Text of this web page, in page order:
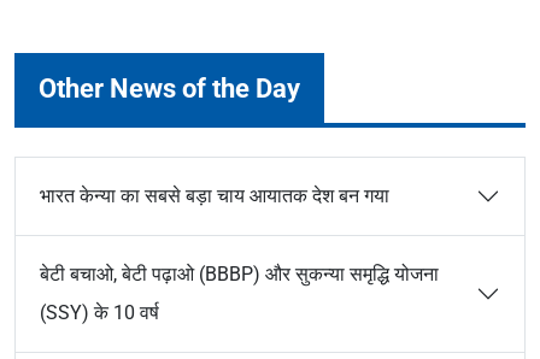
Other News of the Day
भारत केन्या का सबसे बड़ा चाय आयातक देश बन गया
बेटी बचाओ, बेटी पढ़ाओ (BBBP) और सुकन्या समृद्धि योजना
(SSY) के 10 वर्ष